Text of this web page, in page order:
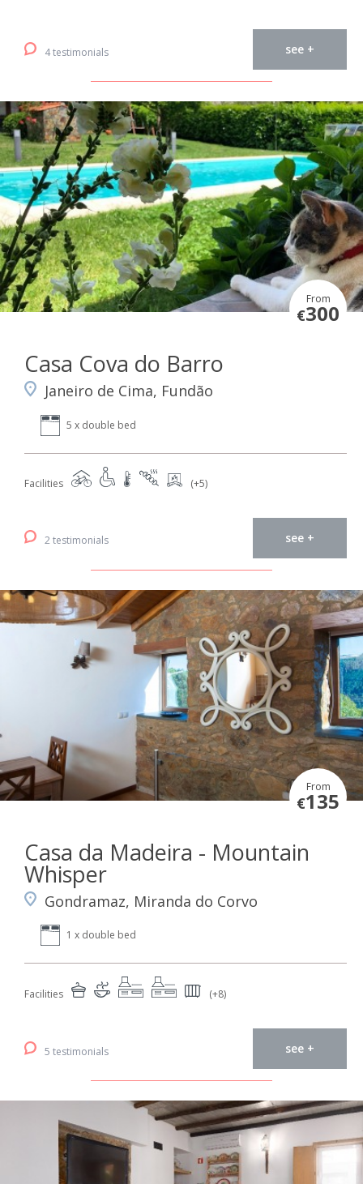
4 testimonials see +
From
€300
Casa Cova do Barro
Janeiro de Cima, Fundão
5 x double bed
Facilities (+5)
2 testimonials see +
From
€135
Casa da Madeira - Mountain
Whisper
Gondramaz, Miranda do Corvo
1 x double bed
Facilities (+8)
5 testimonials see +